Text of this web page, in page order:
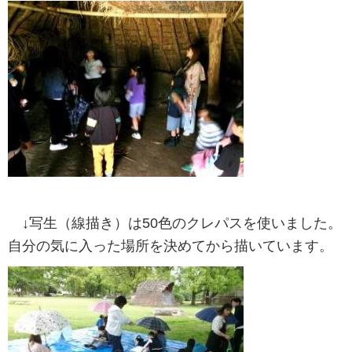
↓写生（線描き）は50色のクレパスを使いました。
自分の気に入った場所を決めてから描いています。